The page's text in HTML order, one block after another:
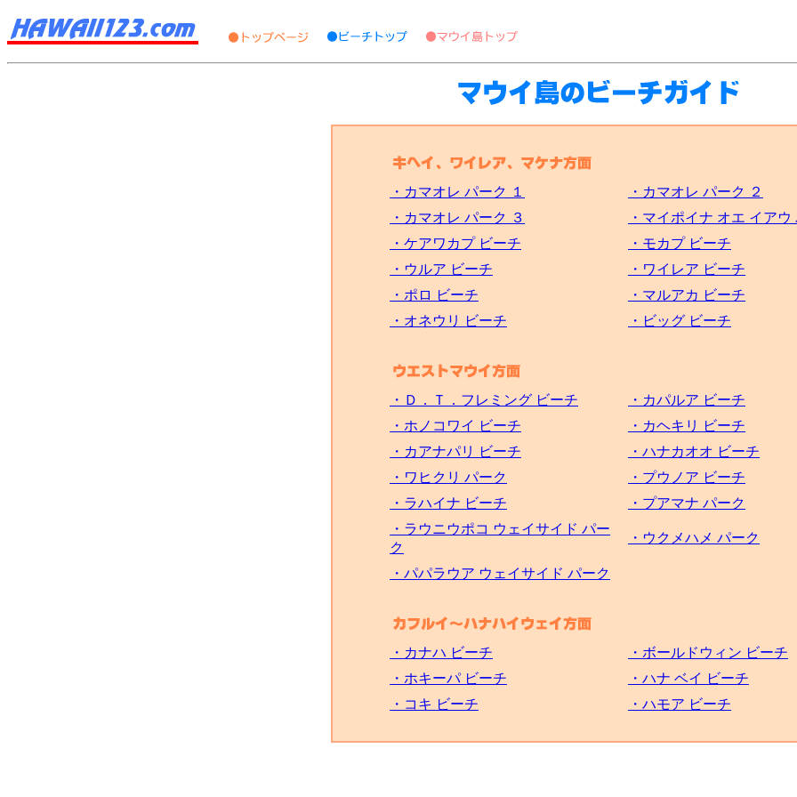
・カマオレ パーク １
・カマオレ パーク ２
・カマオレ パーク ３
・マイポイナ オエ イアウ
・ケアワカプ ビーチ
・モカプ ビーチ
・ウルア ビーチ
・ワイレア ビーチ
・ポロ ビーチ
・マルアカ ビーチ
・オネウリ ビーチ
・ビッグ ビーチ
・Ｄ．Ｔ．フレミング ビーチ
・カパルア ビーチ
・ホノコワイ ビーチ
・カヘキリ ビーチ
・カアナパリ ビーチ
・ハナカオオ ビーチ
・ワヒクリ パーク
・プウノア ビーチ
・ラハイナ ビーチ
・プアマナ パーク
・ラウニウポコ ウェイサイド パー
ク
・ウクメハメ パーク
・パパラウア ウェイサイド パーク
・カナハ ビーチ
・ボールドウィン ビーチ
・ホキーパ ビーチ
・ハナ ベイ ビーチ
・コキ ビーチ
・ハモア ビーチ